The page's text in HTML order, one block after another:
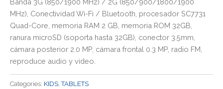
MHz), Conectividad Wi-Fi / Bluetooth, procesador SC7731
Quad-Core, memoria RAM 2 GB, memoria ROM 32GB,
ranura microSD (soporta hasta 32GB), conector 3.5mm,
cámara posterior 2.0 MP, cámara frontal 0.3 MP, radio FM,
reproduce audio y video.
Categories: KIDS ,TABLETS